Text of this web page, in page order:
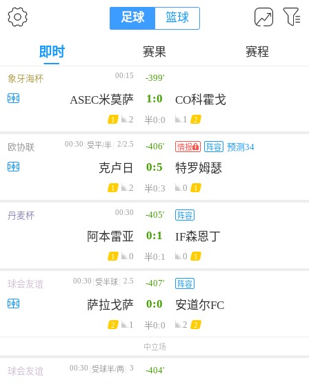
足球 篮球
即时 赛果 赛程
象牙海杯 00:15 -399'
ASEC米莫萨 1:0 CO科霍戈
1 2 半0:0 1 2
欧协联 00:30 受平/半 2/2.5 -406' 情报 阵容 预测34
克卢日 0:5 特罗姆瑟
1 2 半0:3 0 1
丹麦杯 00:30 -405' 阵容
阿本雷亚 0:1 IF森恩丁
1 0 半0:1 0 1
球会友谊 00:30 受半球 2.5 -407' 阵容
萨拉戈萨 0:0 安道尔FC
2 1 半0:0 2 2
中立场
球会友谊 00:30 受球半/两 3 -404'